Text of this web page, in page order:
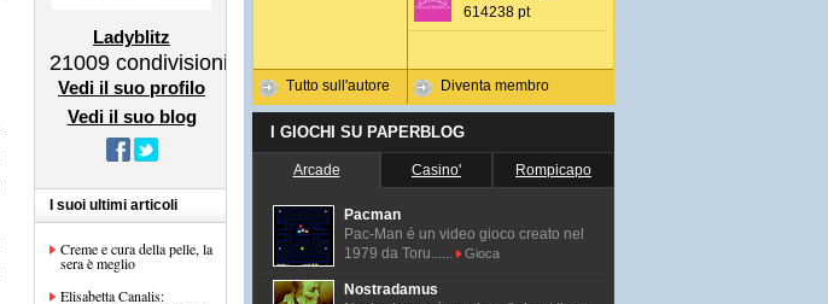
Ladyblitz
21009 condivisioni
Vedi il suo profilo
Vedi il suo blog
I suoi ultimi articoli
Creme e cura della pelle, la
sera è meglio
Elisabetta Canalis:
Tutto sull'autore
614238 pt
Diventa membro
I GIOCHI SU PAPERBLOG
Arcade Casino' Rompicapo
Pacman
Pac-Man é un video gioco creato nel
1979 da Toru......
Gioca
Nostradamus